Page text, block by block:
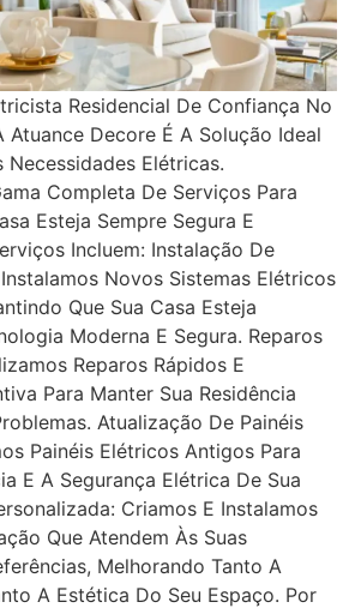
Residencial De Confiança No
Atuance Decore É A Solução Ideal
Necessidades Elétricas.
Completa De Serviços Para
Esteja Sempre Segura E
Incluem: Instalação De
Novos Sistemas Elétricos
Que Sua Casa Esteja
Moderna E Segura. Reparos
Reparos Rápidos E
Para Manter Sua Residência
Atualização De Painéis
Painéis Elétricos Antigos Para
E A Segurança Elétrica De Sua
Criamos E Instalamos
Que Atendem Às Suas
Melhorando Tanto A
A Estética Do Seu Espaço. Por